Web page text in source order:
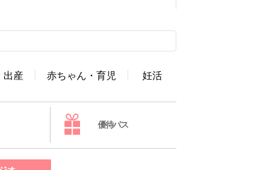
出産 赤ちゃん・育児 妊活
優待パス